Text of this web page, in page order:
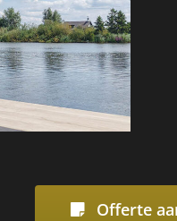
Offerte